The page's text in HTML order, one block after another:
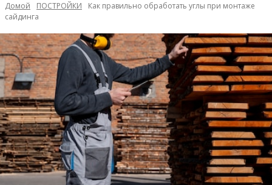
Домой ПОСТРОЙКИ
Как правильно обработать углы при монтаже
сайдинга